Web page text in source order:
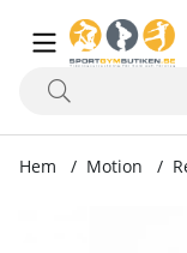
Hem Motion
Produktbilder